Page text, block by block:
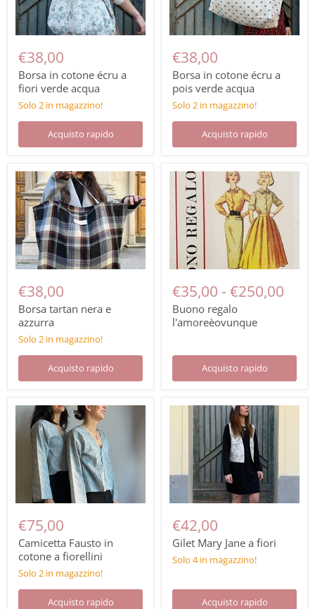
€38,00
Borsa in cotone écru a
fiori verde acqua
Solo 2 in magazzino!
Acquisto rapido
€38,00
Borsa in cotone écru a
pois verde acqua
Solo 2 in magazzino!
Acquisto rapido
€38,00
Borsa tartan nera e
azzurra
Solo 2 in magazzino!
Acquisto rapido
€35,00 - €250,00
Buono regalo
l'amoreèovunque
Acquisto rapido
€75,00
Camicetta Fausto in
cotone a fiorellini
Solo 2 in magazzino!
Acquisto rapido
€42,00
Gilet Mary Jane a fiori
Solo 4 in magazzino!
Acquisto rapido